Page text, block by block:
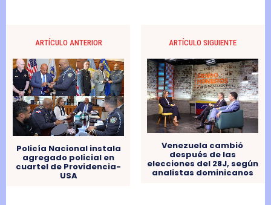
ARTÍCULO ANTERIOR
Policía Nacional instala
agregado policial en
cuartel de Providencia-
USA
ARTÍCULO SIGUIENTE
Venezuela cambió
después de las
elecciones del 28J, según
analistas dominicanos